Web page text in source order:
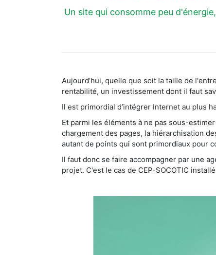
Un site qui consomme peu
Aujourd’hui, quelle que soit la taille de
rentabilité, un investissement dont il faut
Il est primordial d’intégrer Internet au plus
Et parmi les éléments à ne pas sous-
chargement des pages, la hiérarchisation
autant de points qui sont primordiaux pour
Il faut donc se faire accompagner par une
projet. C'est le cas de CEP-SOCOTIC